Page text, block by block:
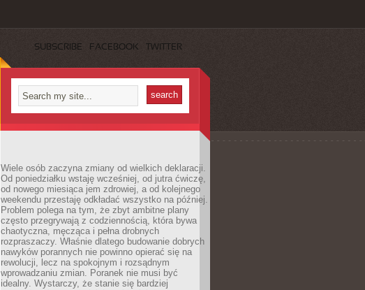
SUBSCRIBE FACEBOOK TWITTER
Wiele osób zaczyna zmiany od wielkich deklaracji.
Od poniedziałku wstaję wcześniej, od jutra ćwiczę,
od nowego miesiąca jem zdrowiej, a od kolejnego
weekendu przestaję odkładać wszystko na później.
Problem polega na tym, że zbyt ambitne plany
często przegrywają z codziennością, która bywa
chaotyczna, męcząca i pełna drobnych
rozpraszaczy. Właśnie dlatego budowanie dobrych
nawyków porannych nie powinno opierać się na
rewolucji, lecz na spokojnym i rozsądnym
wprowadzaniu zmian. Poranek nie musi być
idealny. Wystarczy, że stanie się bardziej